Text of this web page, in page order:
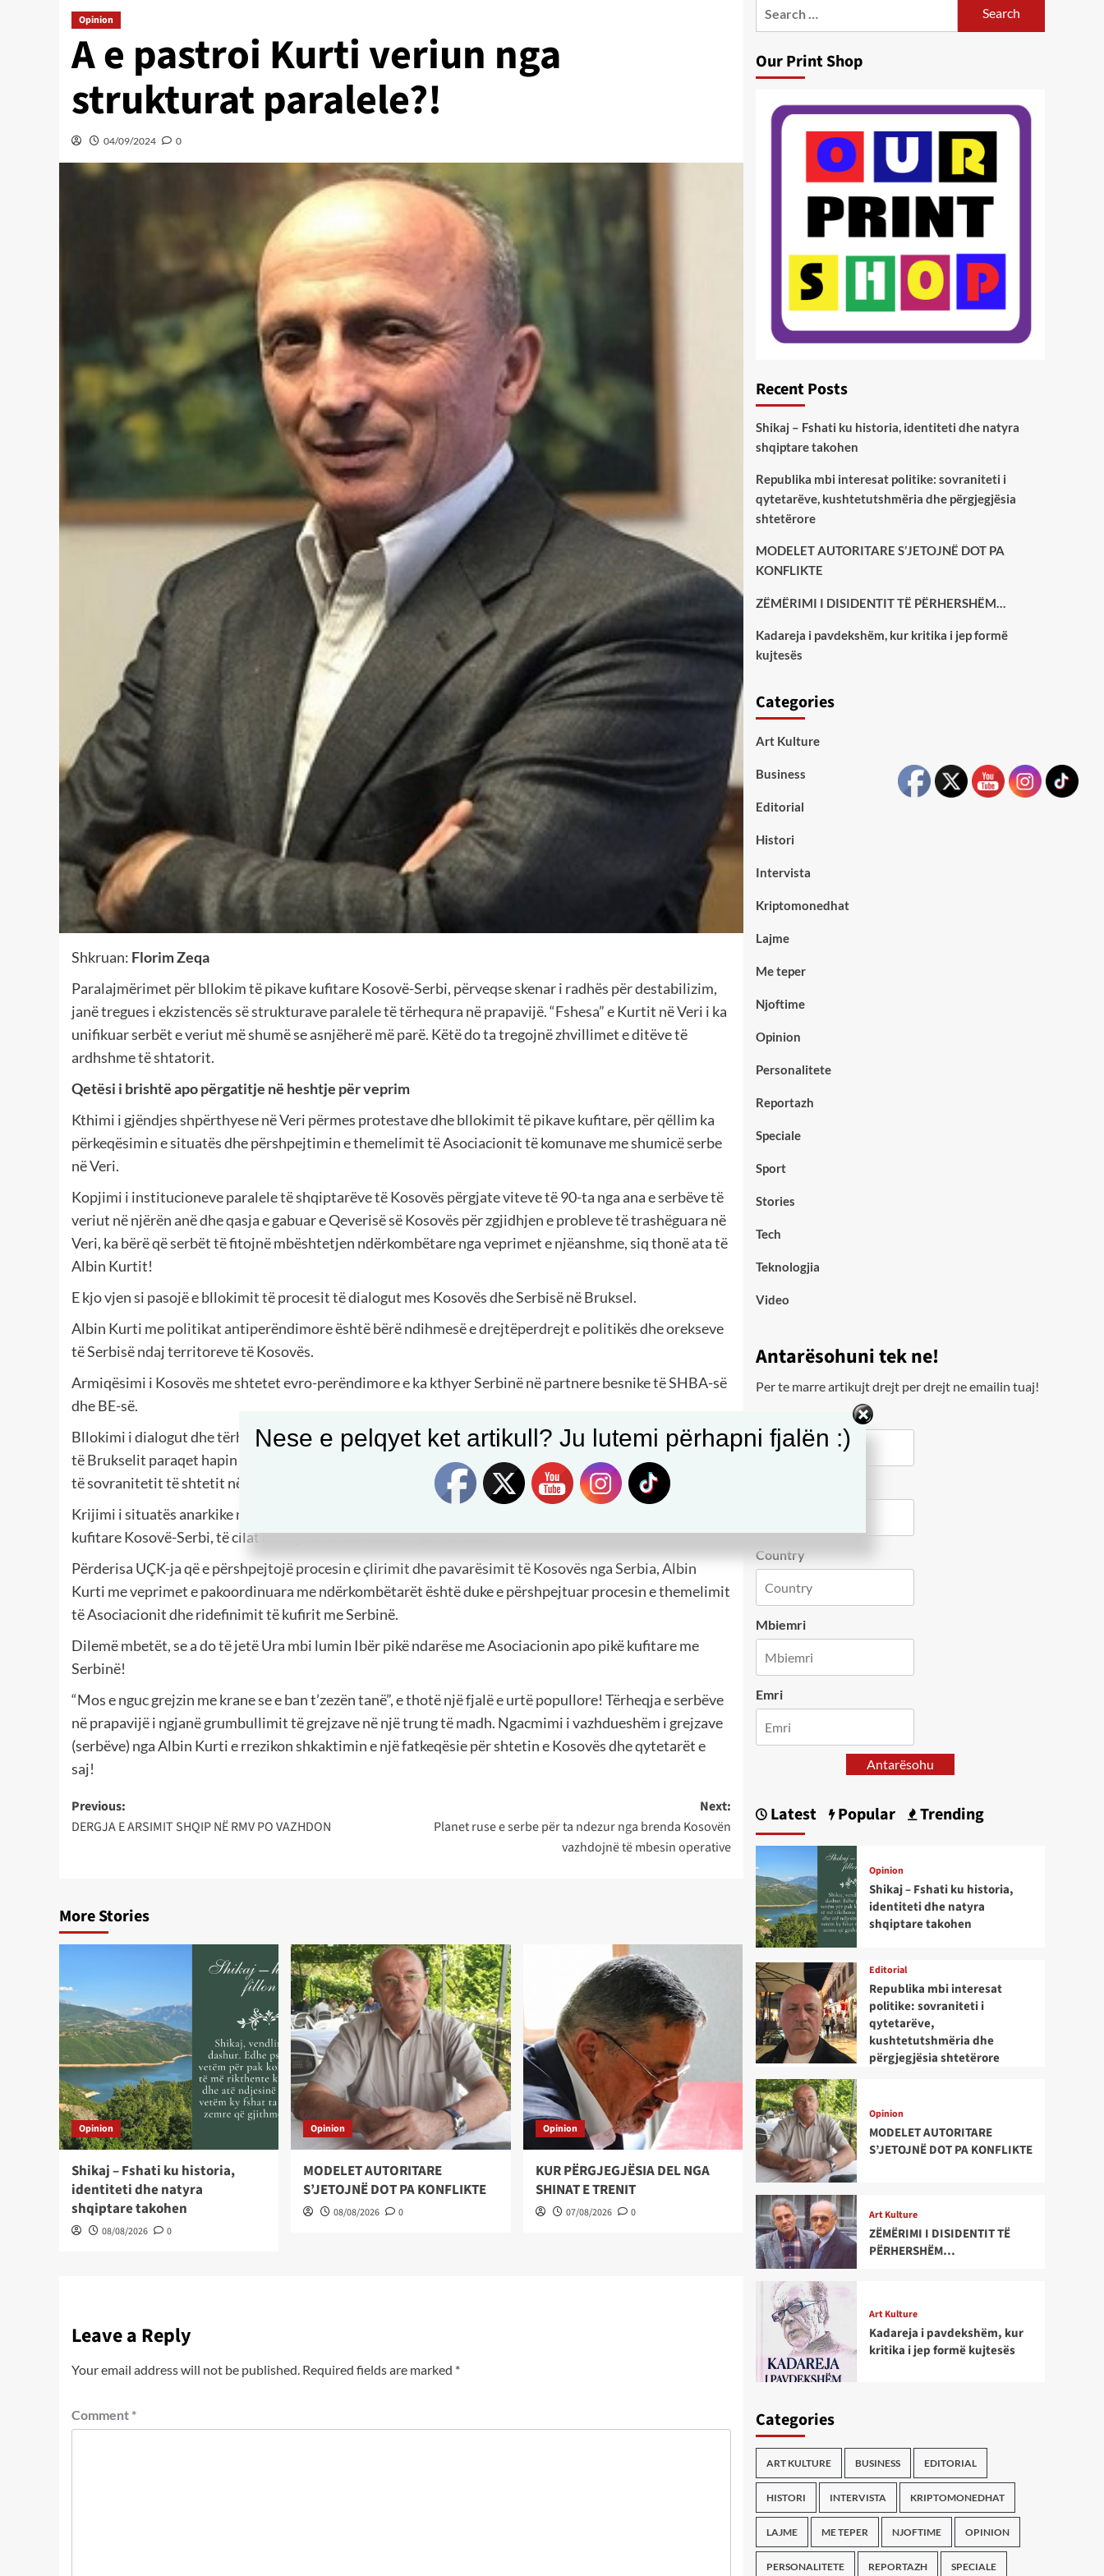
Opinion
A e pastroi Kurti veriun nga
strukturat paralele?!
04/09/2024 0
Shkruan: Florim Zeqa
Paralajmërimet për bllokim të pikave kufitare Kosovë-Serbi, përveqse skenar i radhës për destabilizim,
janë tregues i ekzistencës së strukturave paralele të tërhequra në prapavijë. “Fshesa” e Kurtit në Veri i ka
unifikuar serbët e veriut më shumë se asnjëherë më parë. Këtë do ta tregojnë zhvillimet e ditëve të
ardhshme të shtatorit.
Qetësi i brishtë apo përgatitje në heshtje për veprim
Kthimi i gjëndjes shpërthyese në Veri përmes protestave dhe bllokimit të pikave kufitare, për qëllim ka
përkeqësimin e situatës dhe përshpejtimin e themelimit të Asociacionit të komunave me shumicë serbe
në Veri.
Kopjimi i institucioneve paralele të shqiptarëve të Kosovës përgjate viteve të 90-ta nga ana e serbëve të
veriut në njërën anë dhe qasja e gabuar e Qeverisë së Kosovës për zgjidhjen e probleve të trashëguara në
Veri, ka bërë që serbët të fitojnë mbështetjen ndërkombëtare nga veprimet e njëanshme, siq thonë ata të
Albin Kurtit!
E kjo vjen si pasojë e bllokimit të procesit të dialogut mes Kosovës dhe Serbisë në Bruksel.
Albin Kurti me politikat antiperëndimore është bërë ndihmesë e drejtëperdrejt e politikës dhe orekseve
të Serbisë ndaj territoreve të Kosovës.
Armiqësimi i Kosovës me shtetet evro-perëndimore e ka kthyer Serbinë në partnere besnike të SHBA-së
dhe BE-së.
Bllokimi i dialogut dhe tërheqja e serbëve nga institucionet e shtetit të Kosovës dhe bllokimi i dialogut
të Brukselit paraqet hapin e fundit drejt ndarjes edhe “De jure” të ndarjes “De facto” të 25 viteve më parë
të sovranitetit të shtetit në dysh mes serbëve dhe shqiptarëve.
Krijimi i situatës anarkike në Veri e përshpejton procesin e krijimit të Asociacionit dhe ridefinimin e pikës
kufitare Kosovë-Serbi, të cilat do të jenë të dhimbshme për Kosovën.
Përderisa UÇK-ja që e përshpejtojë procesin e çlirimit dhe pavarësimit të Kosovës nga Serbia, Albin
Kurti me veprimet e pakoordinuara me ndërkombëtarët është duke e përshpejtuar procesin e themelimit
të Asociacionit dhe ridefinimit të kufirit me Serbinë.
Dilemë mbetët, se a do të jetë Ura mbi lumin Ibër pikë ndarëse me Asociacionin apo pikë kufitare me
Serbinë!
“Mos e nguc grejzin me krane se e ban t’zezën tanë”, e thotë një fjalë e urtë popullore! Tërheqja e serbëve
në prapavijë i ngjanë grumbullimit të grejzave në një trung të madh. Ngacmimi i vazhdueshëm i grejzave
(serbëve) nga Albin Kurti e rrezikon shkaktimin e një fatkeqësie për shtetin e Kosovës dhe qytetarët e
saj!
Post
navigation
Previous:
DERGJA E ARSIMIT SHQIP NË RMV PO VAZHDON
Next:
Planet ruse e serbe për ta ndezur nga brenda Kosovën
vazhdojnë të mbesin operative
More Stories
Opinion
Shikaj – Fshati ku historia,
identiteti dhe natyra
shqiptare takohen
08/08/2026 0
Opinion
MODELET AUTORITARE
S’JETOJNË DOT PA KONFLIKTE
08/08/2026 0
Opinion
KUR PËRGJEGJËSIA DEL NGA
SHINAT E TRENIT
07/08/2026 0
Leave a Reply
Your email address will not be published. Required fields are marked *
Comment *
Our Print Shop
Recent Posts
Shikaj – Fshati ku historia, identiteti dhe natyra
shqiptare takohen
Republika mbi interesat politike: sovraniteti i
qytetarëve, kushtetutshmëria dhe përgjegjësia
shtetërore
MODELET AUTORITARE S’JETOJNË DOT PA
KONFLIKTE
ZËMËRIMI I DISIDENTIT TË PËRHERSHËM…
Kadareja i pavdekshëm, kur kritika i jep formë
kujtesës
Categories
Art Kulture
Business
Editorial
Histori
Intervista
Kriptomonedhat
Lajme
Me teper
Njoftime
Opinion
Personalitete
Reportazh
Speciale
Sport
Stories
Tech
Teknologjia
Video
Antarësohuni tek ne!
Per te marre artikujt drejt per drejt ne emailin tuaj!
Country
Mbiemri
Emri
Antarësohu
Latest Popular Trending
Opinion
Shikaj – Fshati ku historia,
identiteti dhe natyra
shqiptare takohen
Editorial
Republika mbi interesat
politike: sovraniteti i
qytetarëve,
kushtetutshmëria dhe
përgjegjësia shtetërore
Opinion
MODELET AUTORITARE
S’JETOJNË DOT PA KONFLIKTE
Art Kulture
ZËMËRIMI I DISIDENTIT TË
PËRHERSHËM…
Art Kulture
Kadareja i pavdekshëm, kur
kritika i jep formë kujtesës
Categories
ART KULTURE BUSINESS EDITORIAL
HISTORI INTERVISTA KRIPTOMONEDHAT
LAJME ME TEPER NJOFTIME OPINION
PERSONALITETE REPORTAZH SPECIALE
Nese e pelqyet ket artikull? Ju lutemi përhapni fjalën :)